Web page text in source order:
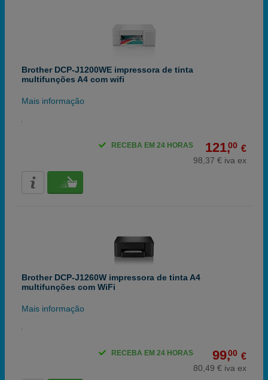
Brother DCP-J1200WE impressora de tinta
multifunções A4 com wifi
Mais informação
121,00 €
98,37 € iva ex
RECEBA EM 24 HORAS
Brother DCP-J1260W impressora de tinta A4
multifunções com WiFi
Mais informação
99,00 €
80,49 € iva ex
RECEBA EM 24 HORAS